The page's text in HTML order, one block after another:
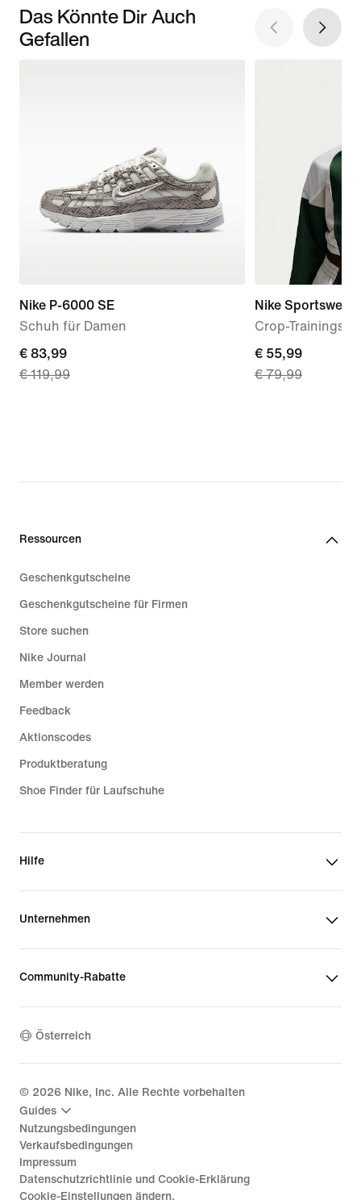
Das Könnte Dir Auch
Gefallen
Nike P-6000 SE
Schuh für Damen
current
price
€ 83,99
€ 119,99
Nike Sportswear
Crop-
current
price
€ 55,99
€ 79,99
Ressourcen
Geschenkgutscheine
Geschenkgutscheine für Firmen
Store suchen
Nike Journal
Member werden
Feedback
Aktionscodes
Produktberatung
Shoe Finder für Laufschuhe
Hilfe
Unternehmen
Community-Rabatte
Österreich
© 2026 Nike, Inc. Alle Rechte vorbehalten
Guides
Nutzungsbedingungen
Verkaufsbedingungen
Impressum
Datenschutzrichtlinie und Cookie-Erklärung
Cookie-Einstellungen ändern.